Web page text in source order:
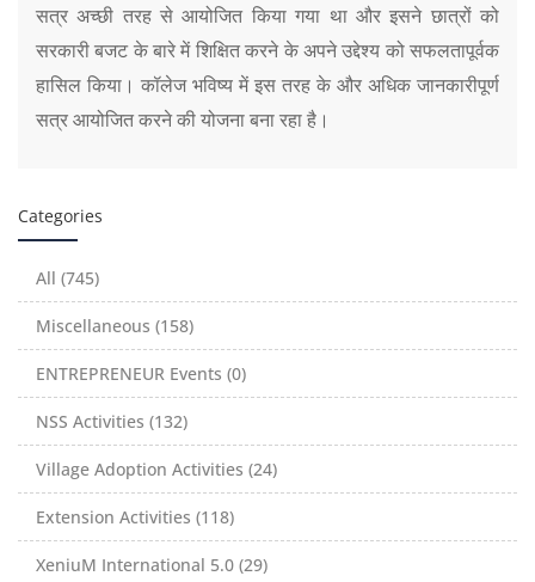
सत्र अच्छी तरह से आयोजित किया गया था और इसने छात्रों को
सरकारी बजट के बारे में शिक्षित करने के अपने उद्देश्य को सफलतापूर्वक
हासिल किया। कॉलेज भविष्य में इस तरह के और अधिक जानकारीपूर्ण
सत्र आयोजित करने की योजना बना रहा है।
Categories
All (745)
Miscellaneous (158)
ENTREPRENEUR Events (0)
NSS Activities (132)
Village Adoption Activities (24)
Extension Activities (118)
XeniuM International 5.0 (29)